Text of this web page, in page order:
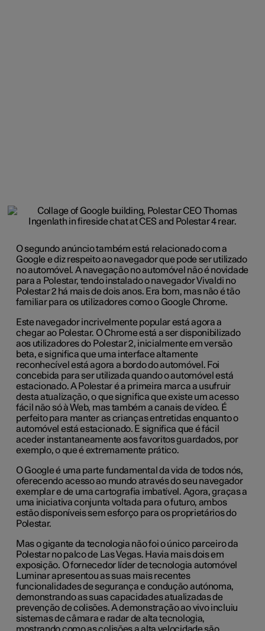
O segundo anúncio também está relacionado com a
Google e diz respeito ao navegador que pode ser utilizado
no automóvel. A navegação no automóvel não é novidade
para a Polestar, tendo instalado o navegador Vivaldi no
Polestar 2 há mais de dois anos. Era bom, mas não é tão
familiar para os utilizadores como o Google Chrome.
Este navegador incrivelmente popular está agora a
chegar ao Polestar. O Chrome está a ser disponibilizado
aos utilizadores do Polestar 2, inicialmente em versão
beta, e significa que uma interface altamente
reconhecível está agora a bordo do automóvel. Foi
concebida para ser utilizada quando o automóvel está
estacionado. A Polestar é a primeira marca a usufruir
desta atualização, o que significa que existe um acesso
fácil não só à Web, mas também a canais de vídeo. É
perfeito para manter as crianças entretidas enquanto o
automóvel está estacionado. E significa que é fácil
aceder instantaneamente aos favoritos guardados, por
exemplo, o que é extremamente prático.
O Google é uma parte fundamental da vida de todos nós,
oferecendo acesso ao mundo através do seu navegador
exemplar e de uma cartografia imbatível. Agora, graças a
uma iniciativa conjunta voltada para o futuro, ambos
estão disponíveis sem esforço para os proprietários do
Polestar.
Mas o gigante da tecnologia não foi o único parceiro da
Polestar no palco de Las Vegas. Havia mais dois em
exposição. O fornecedor líder de tecnologia automóvel
Luminar apresentou as suas mais recentes
funcionalidades de segurança e condução autónoma,
demonstrando as suas capacidades atualizadas de
prevenção de colisões. A demonstração ao vivo incluiu
sistemas de câmara e radar de alta tecnologia,